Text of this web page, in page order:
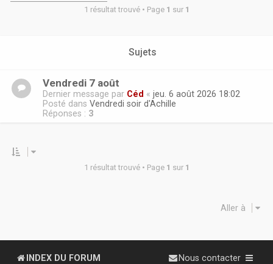
1 résultat trouvé • Page 1 sur 1
Sujets
Vendredi 7 août
Dernier message par Céd « jeu. 6 août 2026 18:02
Posté dans Vendredi soir d'Achille
Réponses : 3
1 résultat trouvé • Page 1 sur 1
Aller à
INDEX DU FORUM Nous contacter